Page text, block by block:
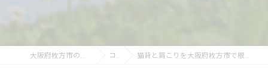
大阪府枚方市の接骨院ならなかい接骨院 コラム 猫背と肩こりを大阪府枚方市で根本改善する施術方法と効果的な選び方ガイド